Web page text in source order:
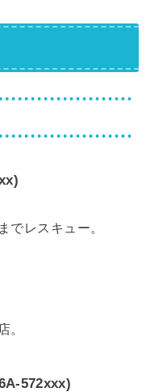
でレスキュー。
。
572xxx)